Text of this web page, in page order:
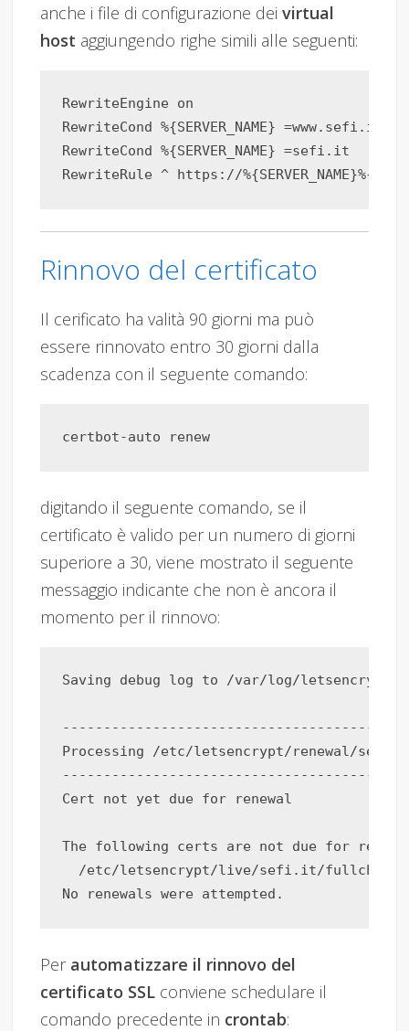
anche i file di configurazione deivirtual
host aggiungendo righe simili alle seguenti:
RewriteEngine on
RewriteCond %{SERVER_NAME} =www.sefi.it
RewriteCond %{SERVER_NAME} =sefi.it
Rinnovo del certificato
Il cerificato ha valità 90 giorni ma può
essere rinnovato entro 30 giorni dalla
scadenza con il seguente comando:
digitando il seguente comando, se il
certificato è valido per un numero di giorni
superiore a 30, viene mostrato il seguente
messaggio indicante che non è ancora il
momento per il rinnovo:
Saving debug log to /var/log/letsencrypt/
Processing /etc/letsencrypt/renewal/
Cert not yet due for renewal
The following certs are not due for
/etc/letsencrypt/live/sefi.it/
Per automatizzare il rinnovo del
certificato SSL conviene schedulare il
comando precedente in crontab: